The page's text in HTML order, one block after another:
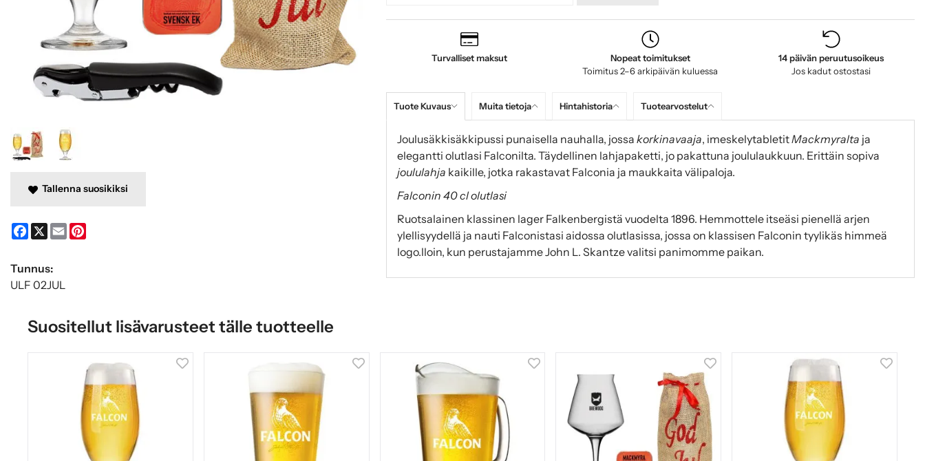
Turvalliset maksut
Nopeat toimitukset
Toimitus 2–6 arkipäivän kuluessa
14 päivän peruutusoikeus
Jos kadut ostostasi
Tuote Kuvaus Muita tietoja Hintahistoria Tuotearvostelut
Joulusäkkisäkkipussi punaisella nauhalla, jossa korkinavaaja, imeskelytabletitMackmyralta ja
elegantti olutlasi Falconilta. Täydellinen lahjapaketti, jo pakattuna joululaukkuun. Erittäin sopiva
joululahja kaikille, jotka rakastavat Falconia ja maukkaita välipaloja.
Falconin 40 cl olutlasi
Ruotsalainen klassinen lager Falkenbergistä vuodelta 1896. Hemmottele itseäsi pienellä arjen
ylellisyydellä ja nauti Falconistasi aidossa olutlasissa, jossa on klassisen Falconin tyylikäs himmeä
logo.lloin, kun perustajamme John L. Skantze valitsi panimomme paikan.
Tallenna suosikiksi
Facebook
X Email
Tunnus:
ULF 02JUL
Suositellut lisävarusteet tälle tuotteelle